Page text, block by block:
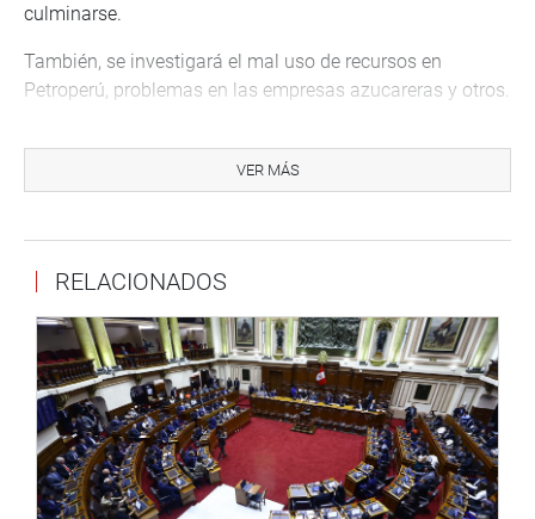
culminarse.
También, se investigará el mal uso de recursos en
Petroperú, problemas en las empresas azucareras y otros.
dos sesiones conjuntas. “O sea, como comisión hemos
cumplido una ardua labor y con el compromiso de cada
uno de los 19 integrantes”, anotó.
Refirió que las sesiones se llevaron a cabo en forma
virtual y presencial los días miércoles de cada semana, y
recibieron la visita de ministros y altos funcionarios de
distintos sectores, quienes dieron información y
explicaciones de situaciones coyunturales, dentro del
control político y de investigación en medio de la
VER MÁS
RELACIONADOS